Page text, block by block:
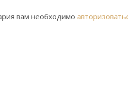
вам необходимо